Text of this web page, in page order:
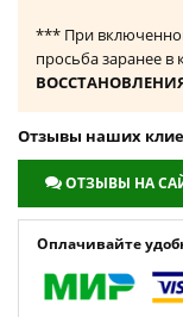
*** При
просьба заранее
Отзывы наших
ОТЗЫВЫ НА
Оплачивайте